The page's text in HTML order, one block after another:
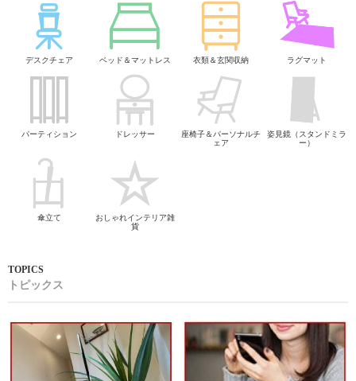
デスクチェア ベッド＆マットレス 衣類＆玄関収納 ラグマット
パーティション ドレッサー
座椅子＆パーソナルチ
ェア
姿見鏡（スタンドミラ
ー）
傘立て
おしゃれインテリア雑
貨
トピックス